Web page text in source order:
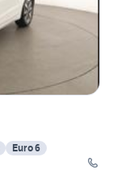
Euro 6